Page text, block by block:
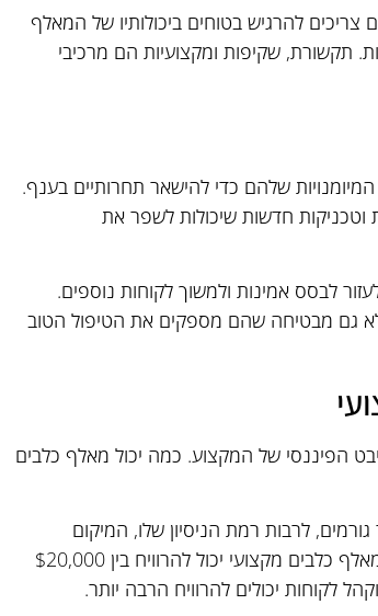
צריכים להרגיש בטוחים ביכולותיו של המאלף
תקשורת, שקיפות ומקצועיות הם מרכיבי
שלהם כדי להישאר תחרותיים בענף.
חדשות שיכולות לשפר את
לבסס אמינות ולמשוך לקוחות נוספים.
גם מבטיחה שהם מספקים את הטיפול הטוב
הפיננסי של המקצוע. כמה יכול מאלף כלבים
לרבות רמת הניסיון שלו, המיקום
הגיאוגרפי של העסק שלו וסוגי השירותים שהם מציעים. בממוצע, מאלף כלבים מקצועי יכול להרוויח בין $20,000